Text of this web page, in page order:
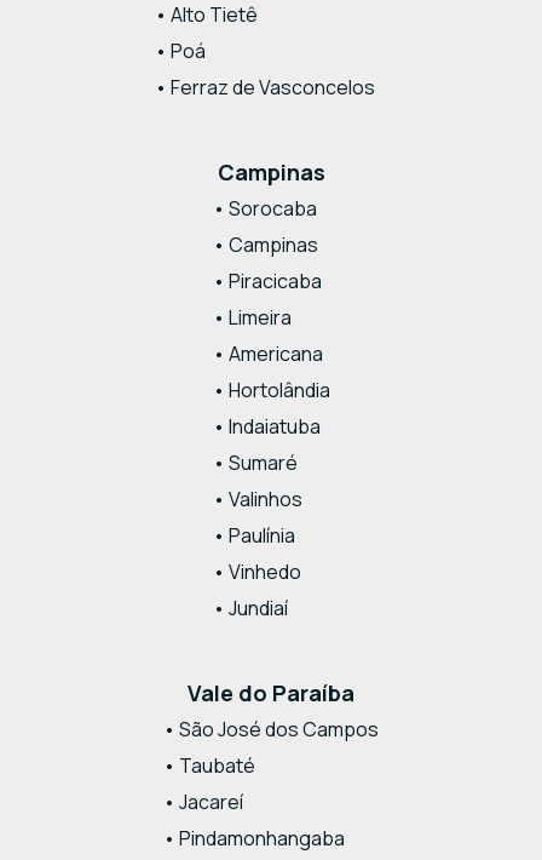
• Alto Tietê
• Poá
• Ferraz de Vasconcelos
Campinas
• Sorocaba
• Campinas
• Piracicaba
• Limeira
• Americana
• Hortolândia
• Indaiatuba
• Sumaré
• Valinhos
• Paulínia
• Vinhedo
• Jundiaí
Vale do Paraíba
• São José dos Campos
• Taubaté
• Jacareí
• Pindamonhangaba